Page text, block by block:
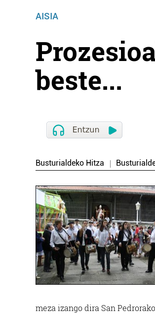
AISIA
beste...
Busturialdeko Hitza
meza izango dira San